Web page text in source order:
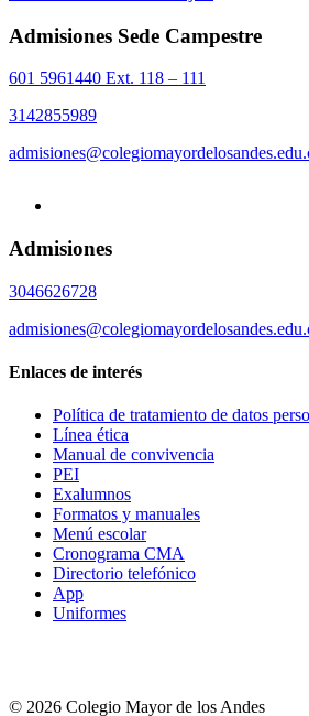
Admisiones Sede Campestre
601 5961440 Ext. 118 – 111
3142855989
Admisiones
3046626728
Enlaces de interés
Política de tratamiento de datos
Línea ética
Manual de convivencia
PEI
Exalumnos
Formatos y manuales
Menú escolar
Cronograma CMA
Directorio telefónico
App
Uniformes
© 2026 Colegio Mayor de los Andes